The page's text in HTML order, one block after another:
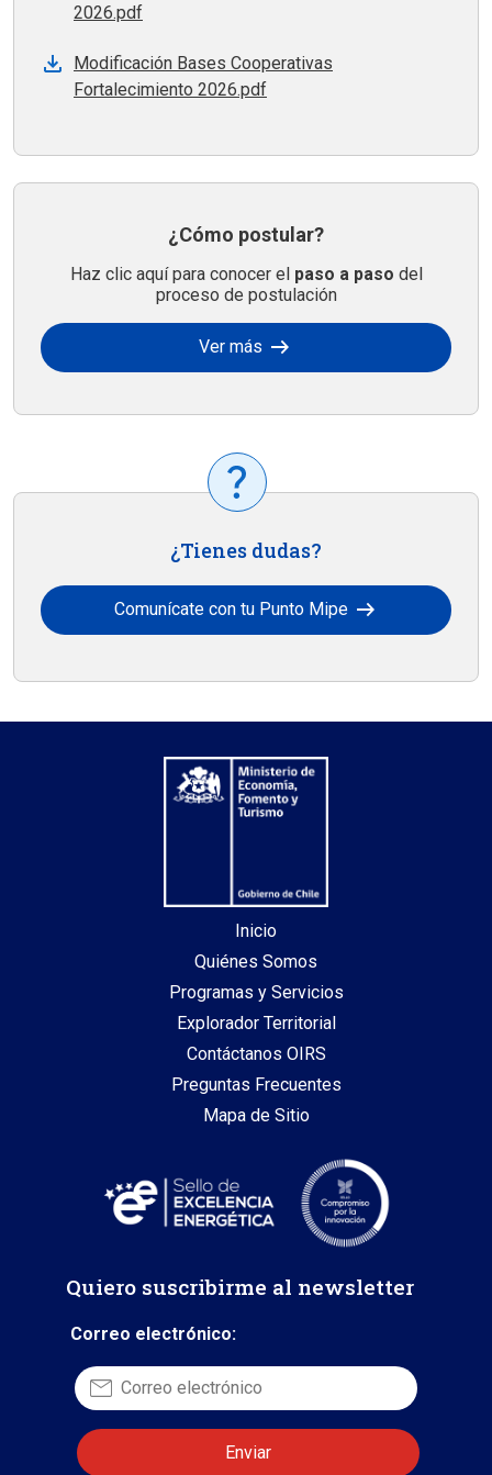
2026.pdf
Modificación Bases Cooperativas
Fortalecimiento 2026.pdf
¿Cómo postular?
Haz clic aquí para conocer el paso a paso del
proceso de postulación
Ver más arrow_right_alt
¿Tienes dudas?
Comunícate con tu Punto Mipe arrow_right_alt
Inicio
Quiénes Somos
Programas y Servicios
Explorador Territorial
Contáctanos OIRS
Preguntas Frecuentes
Mapa de Sitio
Quiero suscribirme al newsletter
Correo electrónico: